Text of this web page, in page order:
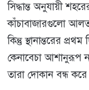
সিদ্ধান্ত অনুযায়ী
কাঁচাবাজারগুলাে
কিন্তু স্থানান্তরের
কেনাবেচা আশানুরূপ
তারা দোকান বন্ধ